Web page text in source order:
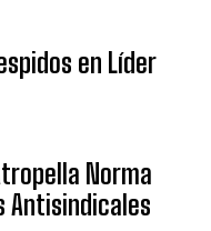
en Líder
Norma
Antisindicales